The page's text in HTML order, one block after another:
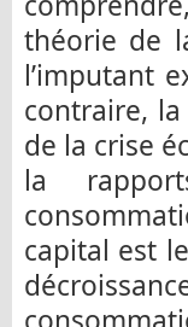
théorie de
l’imputant
contraire,
de la crise
la
capital est